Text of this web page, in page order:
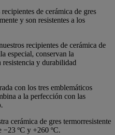
de cerámica de gres
y son resistentes a los
recipientes de cerámica de
especial, conservan la
resistencia y durabilidad
con los tres emblemáticos
a la perfección con las
cerámica de gres termorresistente
−23 ºC y +260 ºC.